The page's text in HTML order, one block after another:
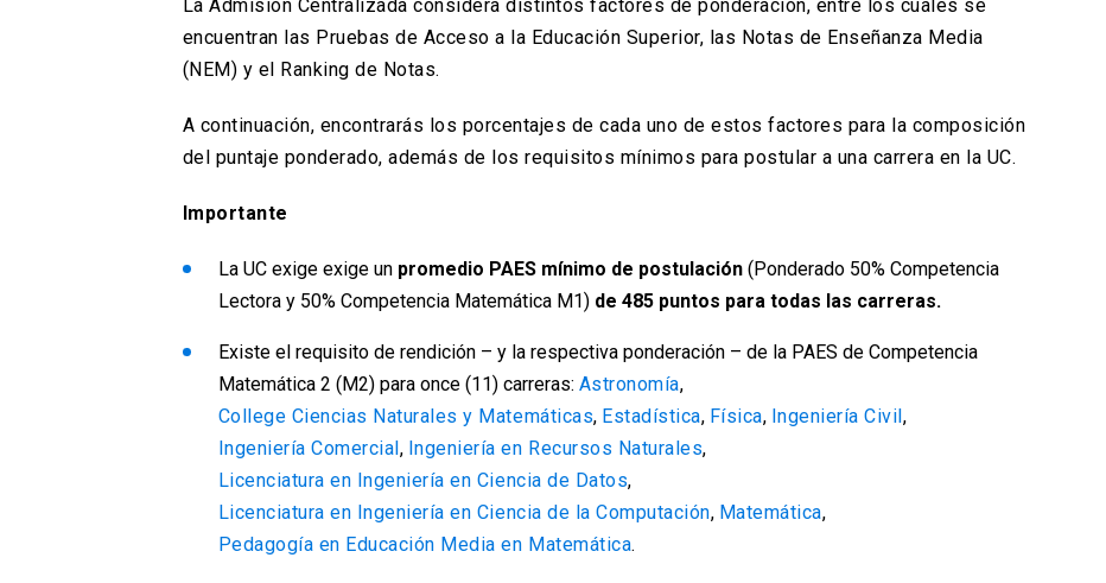
La Admisión Centralizada considera distintos factores de ponderación, entre los cuales se
encuentran las Pruebas de Acceso a la Educación Superior, las Notas de Enseñanza Media
(NEM) y el Ranking de Notas.
A continuación, encontrarás los porcentajes de cada uno de estos factores para la composición
del puntaje ponderado, además de los requisitos mínimos para postular a una carrera en la UC.
Importante
La UC exige exige un promedio PAES mínimo de postulación(Ponderado 50% Competencia
Lectora y 50% Competencia Matemática M1) de 485 puntos para todas las carreras.
Existe el requisito de rendición – y la respectiva ponderación – de la PAES de Competencia
Matemática 2 (M2) para once (11) carreras: Astronomía,
College Ciencias Naturales y Matemáticas, Estadística, Física, Ingeniería Civil,
Ingeniería Comercial, Ingeniería en Recursos Naturales,
Licenciatura en Ingeniería en Ciencia de Datos,
Licenciatura en Ingeniería en Ciencia de la Computación, Matemática,
Pedagogía en Educación Media en Matemática.